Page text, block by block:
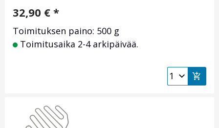
32,90 € *
Toimituksen paino: 500 g
Toimitusaika 2-4 arkipäivää.